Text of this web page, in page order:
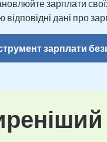
зарплати
відповідні дані про
зарплати